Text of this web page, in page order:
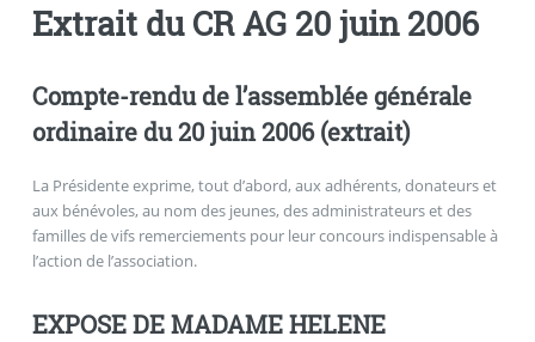
Extrait du CR AG 20 juin 2006
Compte-rendu de l’assemblée générale
ordinaire du 20 juin 2006 (extrait)
La Présidente exprime, tout d’abord, aux adhérents, donateurs et
aux bénévoles, au nom des jeunes, des administrateurs et des
familles de vifs remerciements pour leur concours indispensable à
l’action de l’association.
EXPOSE DE MADAME HELENE